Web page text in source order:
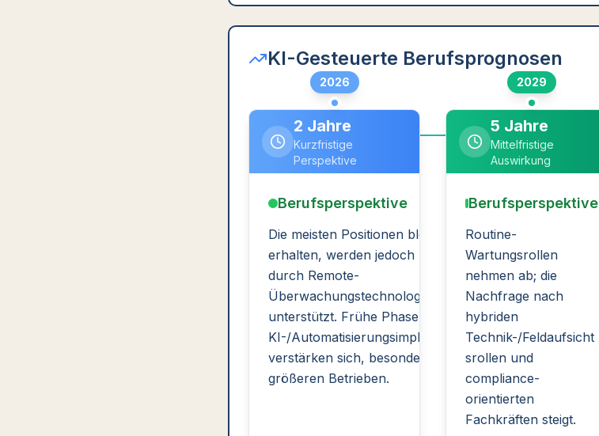
KI-Gesteuerte Berufsprognosen
2026
2 Jahre
Kurzfristige
Perspektive
Berufsperspektive
Die meisten Positionen bleiben
erhalten, werden jedoch zunehmend
durch Remote-
Überwachungstechnologie
unterstützt. Frühe Phasen der
KI-/Automatisierungsimplementierung
verstärken sich, besonders in
größeren Betrieben.
2029
5 Jahre
Mittelfristige
Auswirkung
Berufsperspektive
Routine-
Wartungsrollen
nehmen ab; die
Nachfrage nach
hybriden
Technik-/Feldaufsicht
srollen und
compliance-
orientierten
Fachkräften steigt.